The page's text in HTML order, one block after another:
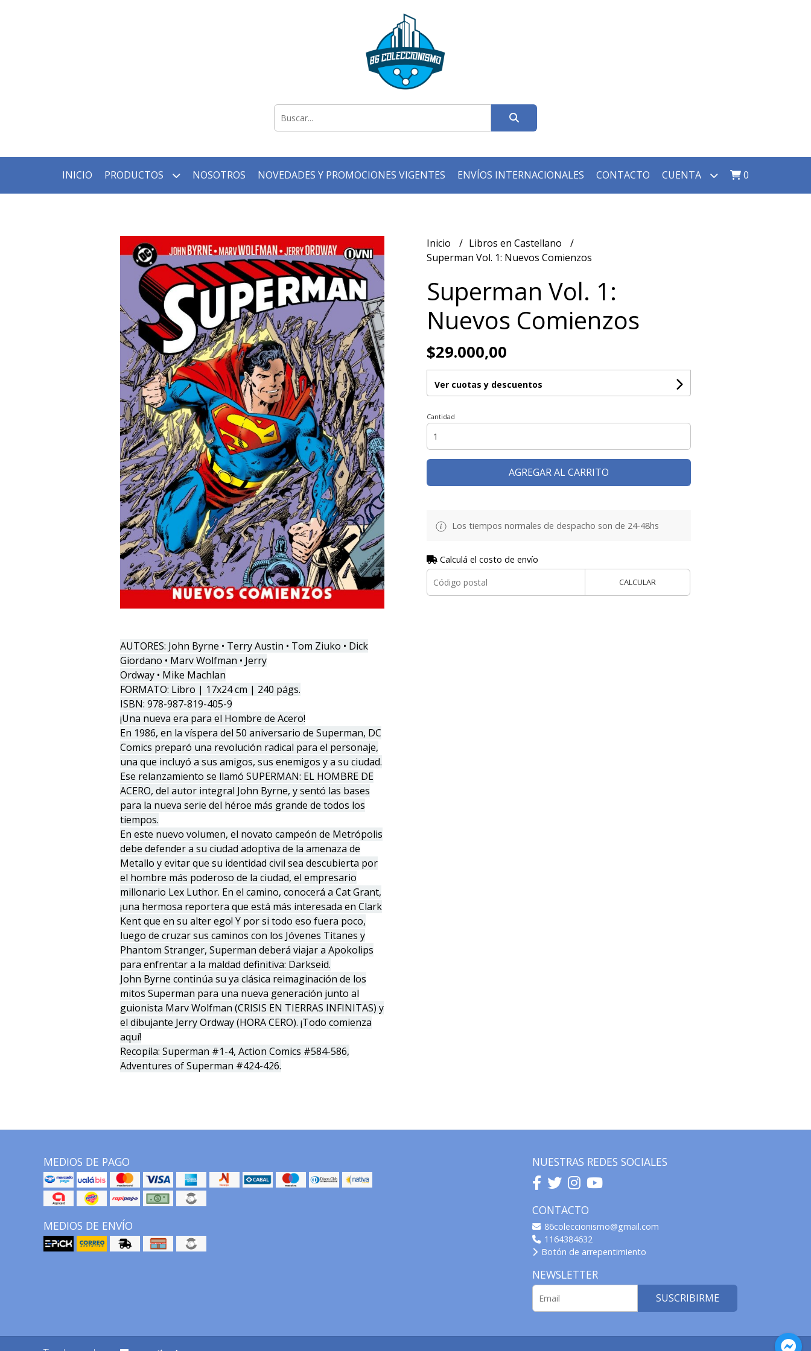
INICIO PRODUCTOS NOSOTROS NOVEDADES Y PROMOCIONES VIGENTES ENVÍOS INTERNACIONALES CONTACTO CUENTA 0
AUTORES: John Byrne • Terry Austin • Tom Ziuko • Dick
Giordano • Marv Wolfman • Jerry
Ordway • Mike Machlan
FORMATO: Libro | 17x24 cm | 240 págs.
ISBN: 978-987-819-405-9
¡Una nueva era para el Hombre de Acero!
En 1986, en la víspera del 50 aniversario de Superman, DC
Comics preparó una revolución radical para el personaje,
una que incluyó a sus amigos, sus enemigos y a su ciudad.
Ese relanzamiento se llamó SUPERMAN: EL HOMBRE DE
ACERO, del autor integral John Byrne, y sentó las bases
para la nueva serie del héroe más grande de todos los
tiempos.
En este nuevo volumen, el novato campeón de Metrópolis
debe defender a su ciudad adoptiva de la amenaza de
Metallo y evitar que su identidad civil sea descubierta por
el hombre más poderoso de la ciudad, el empresario
millonario Lex Luthor. En el camino, conocerá a Cat Grant,
¡una hermosa reportera que está más interesada en Clark
Kent que en su alter ego! Y por si todo eso fuera poco,
luego de cruzar sus caminos con los Jóvenes Titanes y
Phantom Stranger, Superman deberá viajar a Apokolips
para enfrentar a la maldad definitiva: Darkseid.
John Byrne continúa su ya clásica reimaginación de los
mitos Superman para una nueva generación junto al
guionista Marv Wolfman (CRISIS EN TIERRAS INFINITAS) y
el dibujante Jerry Ordway (HORA CERO). ¡Todo comienza
aquí!
Recopila: Superman #1-4, Action Comics #584-586,
Adventures of Superman #424-426.
Inicio
Libros en Castellano
Superman Vol. 1: Nuevos Comienzos
Superman Vol. 1:
Nuevos Comienzos
$29.000,00
Ver cuotas y descuentos
Cantidad
AGREGAR AL CARRITO
Los tiempos normales de despacho son de 24-48hs
Calculá el costo de envío
CALCULAR
MEDIOS DE PAGO
MEDIOS DE ENVÍO
NUESTRAS REDES SOCIALES
CONTACTO
86coleccionismo@gmail.com
1164384632
Botón de arrepentimiento
NEWSLETTER
SUSCRIBIRME